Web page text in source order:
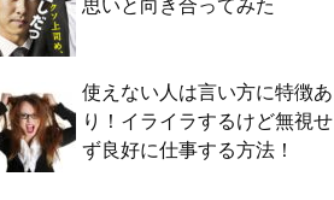
思いと向き合ってみた
使えない人は言い方に特徴あ
り！イライラするけど無視せ
ず良好に仕事する方法！